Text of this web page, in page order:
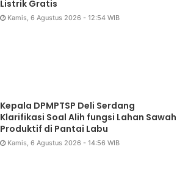
Listrik Gratis
Kamis, 6 Agustus 2026 - 12:54 WIB
Kepala DPMPTSP Deli Serdang
Klarifikasi Soal Alih fungsi Lahan Sawah
Produktif di Pantai Labu
Kamis, 6 Agustus 2026 - 14:56 WIB